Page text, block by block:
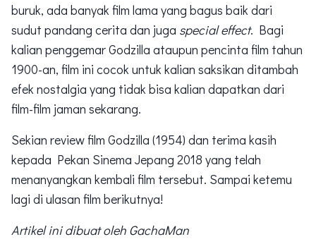
buruk, ada banyak film lama yang bagus baik dari
sudut pandang cerita dan juga special effect. Bagi
kalian penggemar Godzilla ataupun pencinta film tahun
1900-an, film ini cocok untuk kalian saksikan ditambah
efek nostalgia yang tidak bisa kalian dapatkan dari
film-film jaman sekarang.
Sekian review film Godzilla (1954) dan terima kasih
kepada Pekan Sinema Jepang 2018 yang telah
menanyangkan kembali film tersebut. Sampai ketemu
lagi di ulasan film berikutnya!
Artikel ini dibuat oleh GachaMan